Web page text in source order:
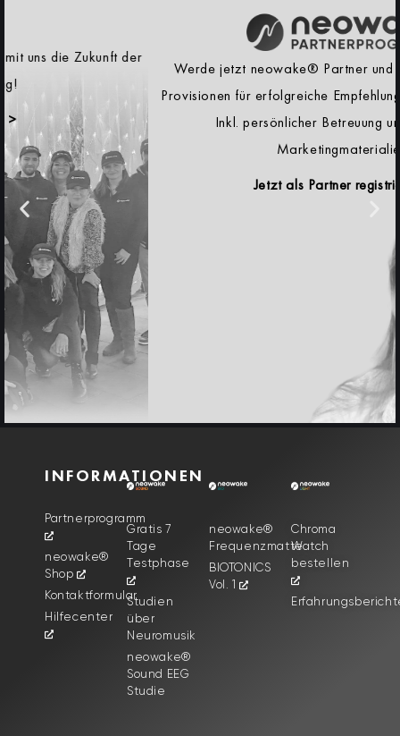
Werde jetzt neowake® Partner und verdiene attraktive
Provisionen für erfolgreiche Empfehlungen unserer Produkte.
Inkl. persönlicher Betreuung und erprobten
Marketingmaterialien.
Jetzt als Partner registrieren >
INFORMATIONEN
Partnerprogramm
neowake®
Shop
Kontaktformular
Hilfecenter
Gratis 7
Tage
Testphase
Studien
über
Neuromusik
neowake®
Sound EEG
Studie
neowake®
Frequenzmatte
BIOTONICS
Vol. 1
Chroma
Watch
bestellen